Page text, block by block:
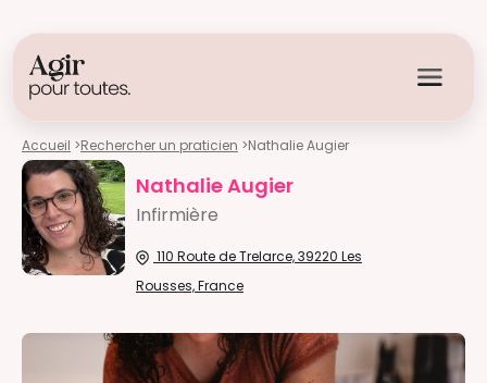
Accueil >Rechercher un praticien >Nathalie Augier
Nathalie Augier
Infirmière
110 Route de Trelarce, 39220 Les
Rousses, France